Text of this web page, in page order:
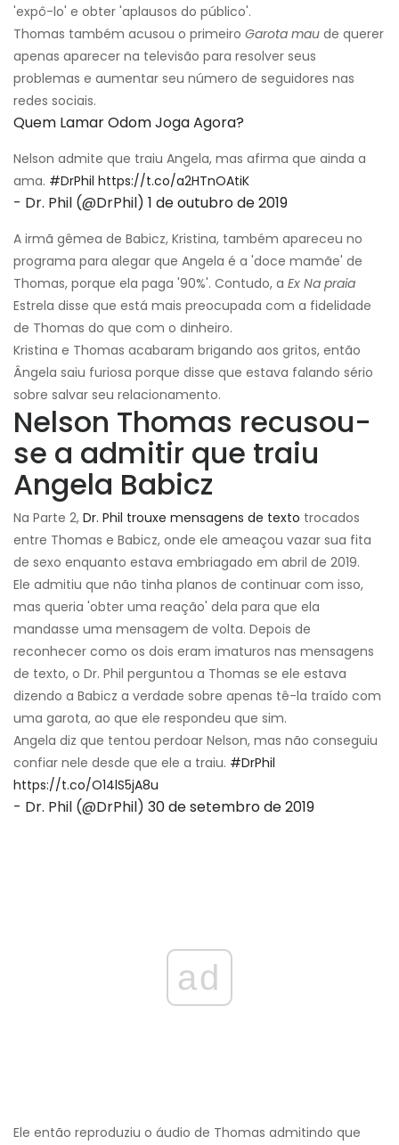
'expô-lo' e obter 'aplausos do público'.
Thomas também acusou o primeiro Garota mau de querer
apenas aparecer na televisão para resolver seus
problemas e aumentar seu número de seguidores nas
redes sociais.
Quem Lamar Odom Joga Agora?
Nelson admite que traiu Angela, mas afirma que ainda a
ama. #DrPhil https://t.co/a2HTnOAtiK
- Dr. Phil (@DrPhil) 1 de outubro de 2019
A irmã gêmea de Babicz, Kristina, também apareceu no
programa para alegar que Angela é a 'doce mamãe' de
Thomas, porque ela paga '90%'. Contudo, a Ex Na praia
Estrela disse que está mais preocupada com a fidelidade
de Thomas do que com o dinheiro.
Kristina e Thomas acabaram brigando aos gritos, então
Ângela saiu furiosa porque disse que estava falando sério
sobre salvar seu relacionamento.
Nelson Thomas recusou-
se a admitir que traiu
Angela Babicz
Na Parte 2, Dr. Phil trouxe mensagens de texto trocados
entre Thomas e Babicz, onde ele ameaçou vazar sua fita
de sexo enquanto estava embriagado em abril de 2019.
Ele admitiu que não tinha planos de continuar com isso,
mas queria 'obter uma reação' dela para que ela
mandasse uma mensagem de volta. Depois de
reconhecer como os dois eram imaturos nas mensagens
de texto, o Dr. Phil perguntou a Thomas se ele estava
dizendo a Babicz a verdade sobre apenas tê-la traído com
uma garota, ao que ele respondeu que sim.
Angela diz que tentou perdoar Nelson, mas não conseguiu
confiar nele desde que ele a traiu. #DrPhil
https://t.co/O14lS5jA8u
- Dr. Phil (@DrPhil) 30 de setembro de 2019
ad
Ele então reproduziu o áudio de Thomas admitindo que